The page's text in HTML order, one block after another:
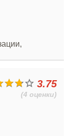
3.75
(4 оценки)